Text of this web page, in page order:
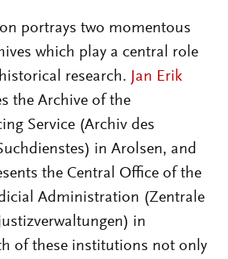
portrays two momentous
which play a central role
research. Jan Erik
the Archive of the
Service (Archiv des
in Arolsen, and
the Central Office of the
Administration (Zentrale
in
of these institutions not only